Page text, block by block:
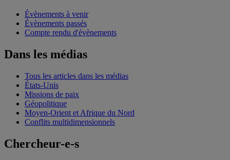
Évènements à venir
Évènements passés
Compte rendu d'évènements
Dans les médias
Tous les articles dans les médias
États-Unis
Missions de paix
Géopolitique
Moyen-Orient et Afrique du Nord
Conflits multidimensionnels
Chercheur-e-s